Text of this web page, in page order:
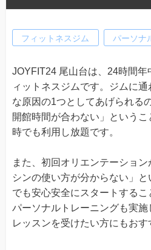
フィットネスジム パーソナ
JOYFIT24 尾山台は、24時間年
ィットネスジムです。ジムに
な原因の1つとしてあげられる
開館時間が合わない」という
時でも利用し放題です。
また、初回オリエンテーショ
シンの使い方が分からない」
でも安心安全にスタートするこ
パーソナルトレーニングも実
レッスンを受けたい方にもおす